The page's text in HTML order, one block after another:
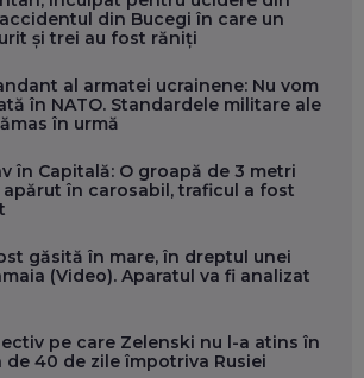
CONTENTSPEED: VREI SUCCES ONLINE?
ȘI GEO!
HOLISUN: SOFTWARE DE LA CLUJ PENTRU
OCHELARI INTELIGENȚI ȘI FERME
DAR CE FACEM CÂND PICĂ BAZA DE DATE, LA
STATULUI?
din Bucegi în care un
și trei au fost răniți
al armatei ucrainene: Nu vom
în NATO. Standardele militare ale
în urmă
în Capitală: O groapă de 3 metri
în carosabil, traficul a fost
găsită în mare, în dreptul unei
(Video). Aparatul va fi analizat
pe care Zelenski nu l-a atins în
de 40 de zile împotriva Rusiei